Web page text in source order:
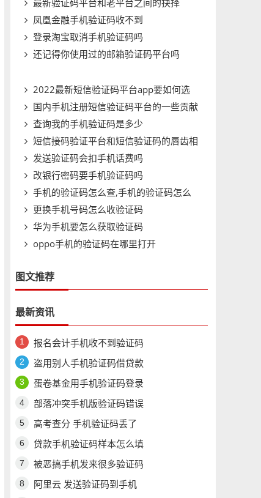
择最新验证码平台和老平台之间的抉择
凤凰金融手机验证码收不到
登录淘宝取消手机验证码吗
还记得你使用过的邮箱验证码平台吗
2022最新短信验证码平台app要如何选
择 国内手机注册短信验证码平台的一些贡献
查询我的手机验证码是多少
短信接码验证平台和短信验证码的唇齿相
依发送验证码会扣手机话费吗
改银行密码要手机验证码吗
手机的验证码怎么查,手机的验证码怎么
查看更换手机号码怎么收验证码
华为手机要怎么获取验证码
oppo手机的验证码在哪里打开
图文推荐
最新资讯
报名会计手机收不到验证码
盗用别人手机验证码借贷款
蛋卷基金用手机验证码登录
部落冲突手机版验证码错误
高考查分 手机验证码丢了
贷款手机验证码样本怎么填
被恶搞手机发来很多验证码
阿里云 发送验证码到手机